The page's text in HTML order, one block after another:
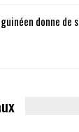
donne de